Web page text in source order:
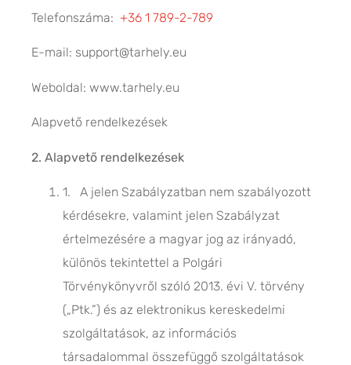
Telefonszáma: +36 1 789-2-789
E-mail: support@tarhely.eu
Weboldal: www.tarhely.eu
Alapvető rendelkezések
2. Alapvető rendelkezések
1. A jelen Szabályzatban nem szabályozott
kérdésekre, valamint jelen Szabályzat
értelmezésére a magyar jog az irányadó,
különös tekintettel a Polgári
Törvénykönyvről szóló 2013. évi V. törvény
(„Ptk.”) és az elektronikus kereskedelmi
szolgáltatások, az információs
társadalommal összefüggő szolgáltatások